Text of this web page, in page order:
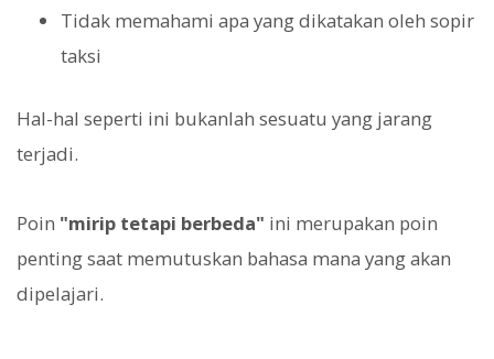
Tidak memahami apa yang dikatakan oleh sopir
taksi
Hal-hal seperti ini bukanlah sesuatu yang jarang
terjadi.
Poin "mirip tetapi berbeda" ini merupakan poin
penting saat memutuskan bahasa mana yang akan
dipelajari.